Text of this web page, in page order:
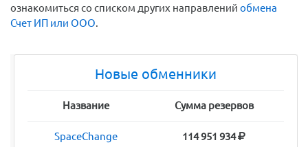
ознакомиться со списком других направлений обмена
Счет ИП или ООО.
Новые обменники
Название Сумма резервов
SpaceChange 114 951 934